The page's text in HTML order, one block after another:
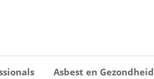
Asbest en Gezondheid